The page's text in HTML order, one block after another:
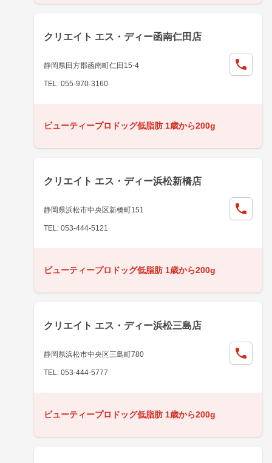
クリエイト エス・ディー函南仁田店
静岡県田方郡函南町仁田15-4
TEL: 055-970-3160
ビューティープロドッグ低脂肪 1歳から200g
クリエイト エス・ディー浜松新橋店
静岡県浜松市中央区新橋町151
TEL: 053-444-5121
ビューティープロドッグ低脂肪 1歳から200g
クリエイト エス・ディー浜松三島店
静岡県浜松市中央区三島町780
TEL: 053-444-5777
ビューティープロドッグ低脂肪 1歳から200g